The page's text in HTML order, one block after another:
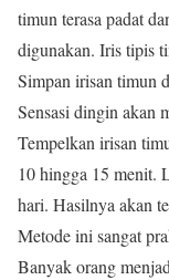
timun terasa padat
digunakan. Iris tipis
Simpan irisan timun
Sensasi dingin akan
Tempelkan irisan
10 hingga 15 menit.
hari. Hasilnya akan
Metode ini sangat
Banyak orang